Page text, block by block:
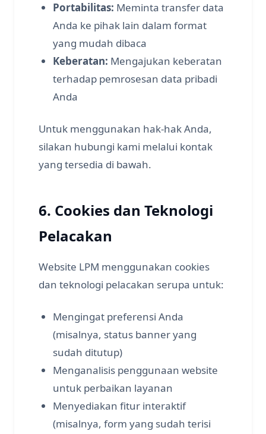
Portabilitas: Meminta transfer data
Anda ke pihak lain dalam format
yang mudah dibaca
Keberatan: Mengajukan keberatan
terhadap pemrosesan data pribadi
Anda
Untuk menggunakan hak-hak Anda,
silakan hubungi kami melalui kontak
yang tersedia di bawah.
6. Cookies dan Teknologi
Pelacakan
Website LPM menggunakan cookies
dan teknologi pelacakan serupa untuk:
Mengingat preferensi Anda
(misalnya, status banner yang
sudah ditutup)
Menganalisis penggunaan website
untuk perbaikan layanan
Menyediakan fitur interaktif
(misalnya, form yang sudah terisi